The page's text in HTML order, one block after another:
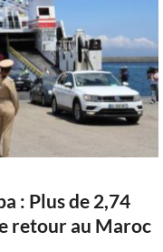
: Plus de 2,74
retour au Maroc